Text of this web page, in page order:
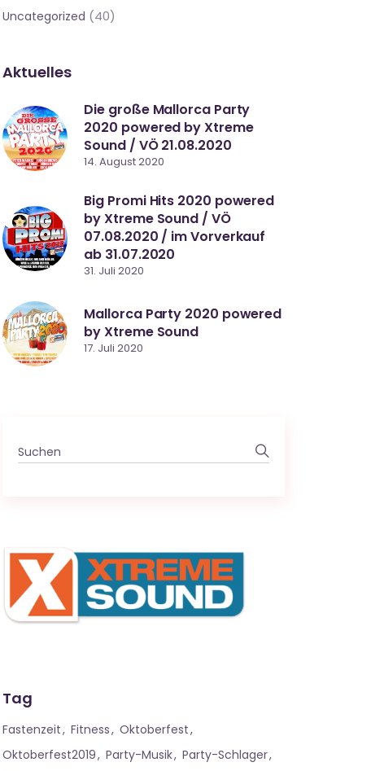
Uncategorized (40)
Aktuelles
Die große Mallorca Party
2020 powered by Xtreme
Sound / VÖ 21.08.2020
14. August 2020
Big Promi Hits 2020 powered
by Xtreme Sound / VÖ
07.08.2020 / im Vorverkauf
ab 31.07.2020
31. Juli 2020
Mallorca Party 2020 powered
by Xtreme Sound
17. Juli 2020
Search
for:
Tag
Fastenzeit Fitness
Oktoberfest
Oktoberfest2019
Party-Musik
Party-Schlager